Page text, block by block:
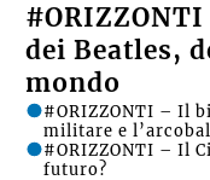
dei Beatles,
mondo
#ORIZZONTI – Il
militare e
#ORIZZONTI – Il
futuro?